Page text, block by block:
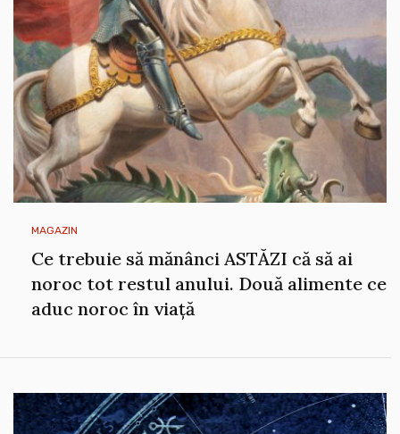
MAGAZIN
Ce trebuie să mănânci ASTĂZI că să ai
noroc tot restul anului. Două alimente ce
aduc noroc în viață